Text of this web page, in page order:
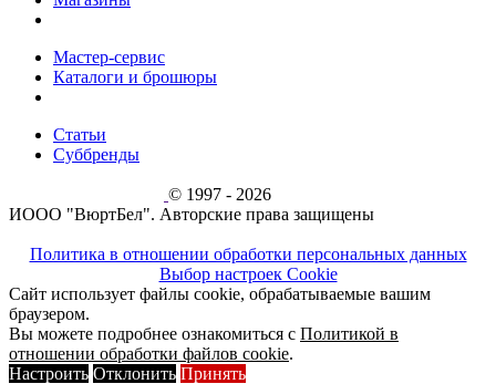
Мастер-сервис
Каталоги и брошюры
Статьи
Суббренды
© 1997 - 2026
ИООО "ВюртБел". Авторские права защищены
Политика в отношении обработки персональных данных
Выбор настроек Cookie
Сайт использует файлы cookie, обрабатываемые вашим
браузером.
Вы можете подробнее ознакомиться с Политикой в
отношении обработки файлов cookie.
Настроить Отклонить Принять